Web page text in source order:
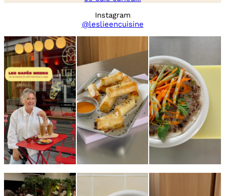
Instagram
@leslieencuisine